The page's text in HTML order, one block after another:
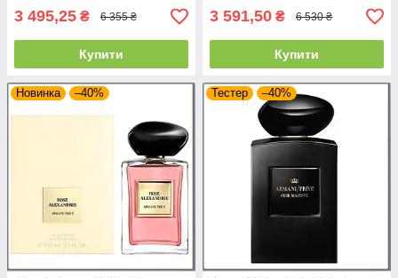
3 495,25 ₴ 6 355 ₴
Купити
3 591,50 ₴ 6 530 ₴
Купити
Новинка –40% Тестер –40%